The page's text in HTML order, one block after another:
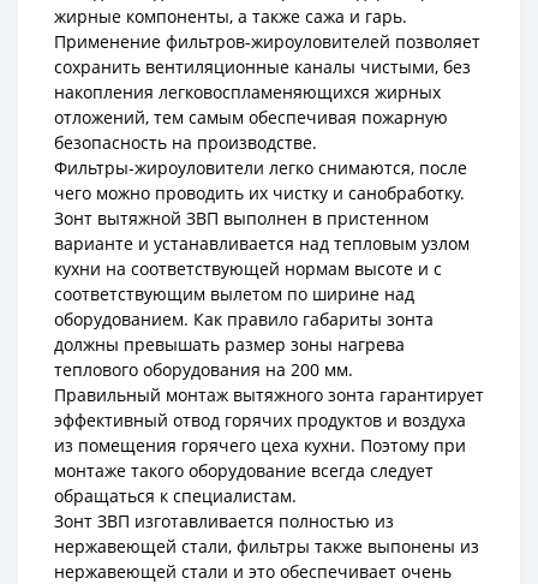
жирные компоненты, а также сажа и гарь.
Применение фильтров-жироуловителей позволяет
сохранить вентиляционные каналы чистыми, без
накопления легковоспламеняющихся жирных
отложений, тем самым обеспечивая пожарную
безопасность на производстве.
Фильтры-жироуловители легко снимаются, после
чего можно проводить их чистку и санобработку.
Зонт вытяжной ЗВП выполнен в пристенном
варианте и устанавливается над тепловым узлом
кухни на соответствующей нормам высоте и с
соответствующим вылетом по ширине над
оборудованием. Как правило габариты зонта
должны превышать размер зоны нагрева
теплового оборудования на 200 мм.
Правильный монтаж вытяжного зонта гарантирует
эффективный отвод горячих продуктов и воздуха
из помещения горячего цеха кухни. Поэтому при
монтаже такого оборудование всегда следует
обращаться к специалистам.
Зонт ЗВП изготавливается полностью из
нержавеющей стали, фильтры также выпонены из
нержавеющей стали и это обеспечивает очень